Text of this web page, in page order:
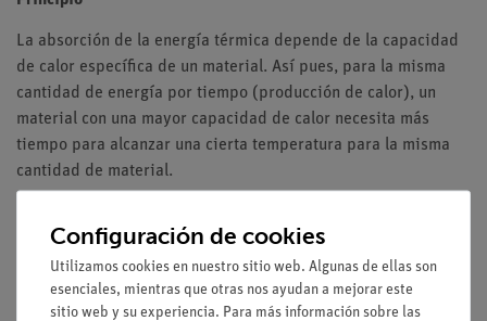
La absorción de la energía térmica depende de la capacidad
de calor específica de un material. Así pues, para la misma
cantidad de energía por tiempo (producción de calor), un
material con una mayor capacidad de calor necesita más
tiempo para alcanzar una cierta temperatura para la misma
cantidad de material.
Descripción especialmente comprensible y preparada
didácticamente del experimento (relevancia para la
vida cotidiana, etc.), incluidas las preguntas del
Configuración de cookies
Utilizamos cookies en nuestro sitio web. Algunas de ellas son
esenciales, mientras que otras nos ayudan a mejorar este
sitio web y su experiencia. Para más información sobre las